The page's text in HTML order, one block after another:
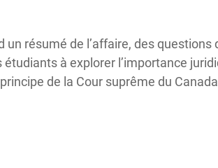
résumé de l’affaire, des questions
à explorer l’importance
de la Cour suprême du Canada